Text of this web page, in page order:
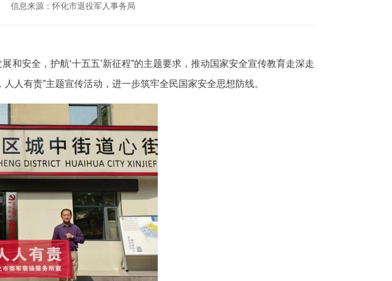
信息来源：怀化市退役军人事务局
安全，护航‘十五五’新征程”的主题要求，推动国家安全宣传教育走深走
人有责”主题宣传活动，进一步筑牢全民国家安全思想防线。